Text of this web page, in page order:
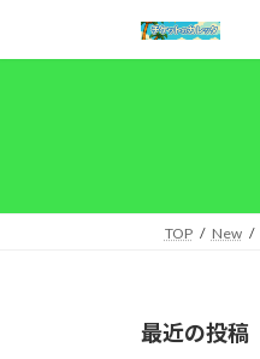
キ
に
TOP New
最近の投稿